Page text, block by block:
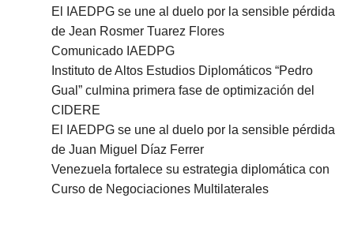
El IAEDPG se une al duelo por la sensible pérdida
de Jean Rosmer Tuarez Flores
Comunicado IAEDPG
Instituto de Altos Estudios Diplomáticos “Pedro
Gual” culmina primera fase de optimización del
CIDERE
El IAEDPG se une al duelo por la sensible pérdida
de Juan Miguel Díaz Ferrer
Venezuela fortalece su estrategia diplomática con
Curso de Negociaciones Multilaterales